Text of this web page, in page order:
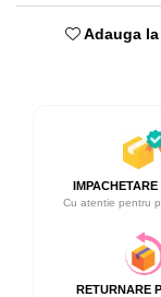
Adauga
IMPACHETARE
Cu atentie pentru
RETURNARE